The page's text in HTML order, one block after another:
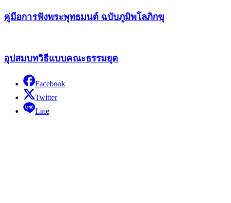
คู่มือการฟังพระพุทธมนต์ ฉบับภูมิพโลภิกขุ
อุปสมบทวิธีแบบคณะธรรมยุต
Facebook
Twitter
Line